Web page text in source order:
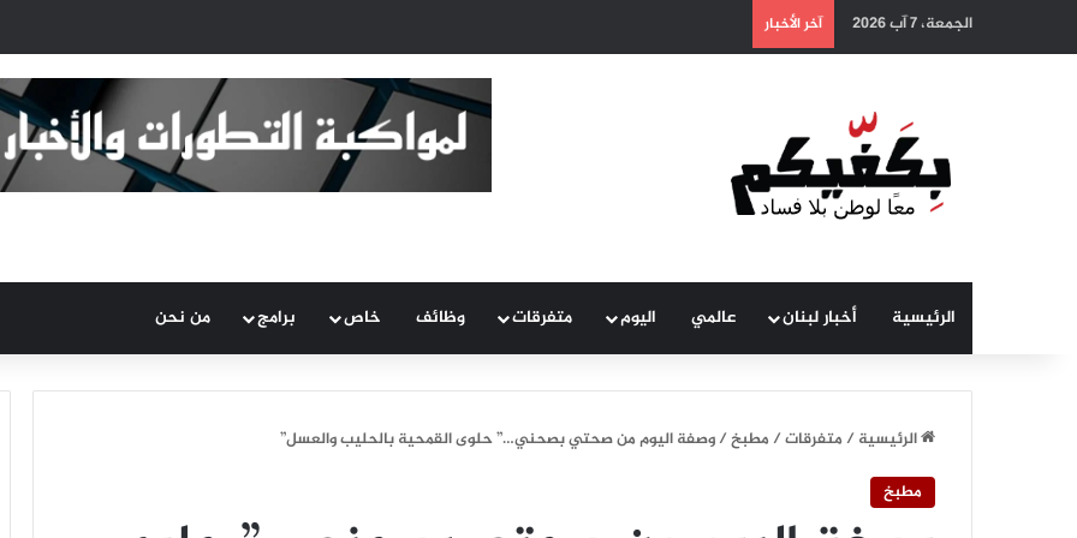
الجمعة، 7 آب 2026 آخر الأخبار
الرئيسية أخبار لبنان عالمي اليوم متفرقات وظائف خاص برامج من نحن
الرئيسية/متفرقات/مطبخ/وصفة اليوم من صحتي بصحني…” حلوى القمحية بالحليب والعسل”
مطبخ